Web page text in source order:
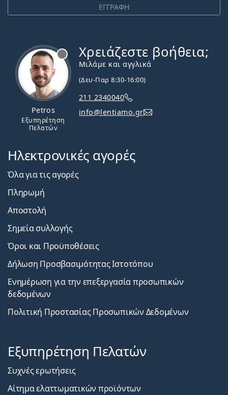
ΕΓΓΡΑΦΗ
Petros
Εξυπηρέτηση
Πελατών
Χρειάζεστε βοήθεια;
Μιλάμε και αγγλικά
(Δευ-Παρ 8:30-16:00)
211 2340040
info@lentiamo.gr
Ηλεκτρονικές αγορές
Όλα για τις αγορές
Πληρωμή
Αποστολή
Σημεία συλλογής
Όροι και Προϋποθέσεις
Δήλωση Προσβασιμότητας Ιστοτόπου
Ενημέρωση για την επεξεργασία προσωπικών
δεδομένων
Πολιτική Προστασίας Προσωπικών Δεδομένων
Εξυπηρέτηση Πελατών
Συχνές ερωτήσεις
Αίτημα ελαττωματικών προϊόντων